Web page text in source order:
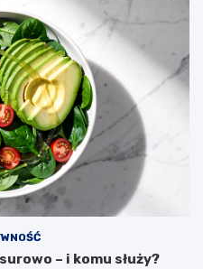
– i komu służy?